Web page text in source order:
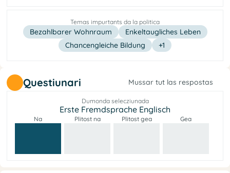
Temas impurtants da la politica
Bezahlbarer Wohnraum
Enkel­taugliches Leben
Chancengleiche Bildung
+1
Questiunari Mussar tut las respostas
Dumonda selecziunada
Erste Fremdsprache Englisch
Na Plitost na Plitost gea Gea